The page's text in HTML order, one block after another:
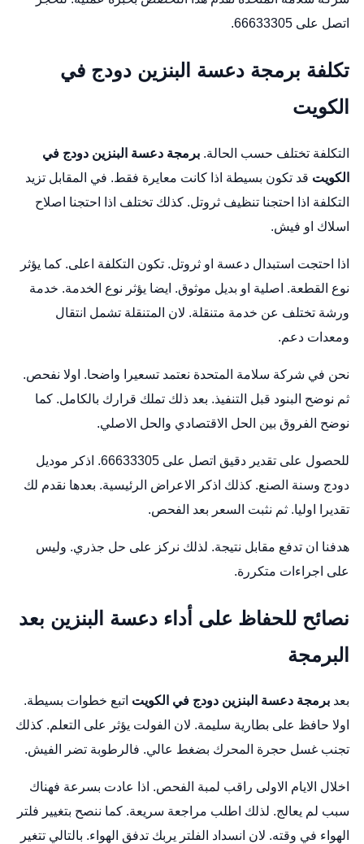
اتصل على 66633305.
تكلفة برمجة دعسة البنزين دودج في
الكويت
التكلفة تختلف حسب الحالة. برمجة دعسة البنزين دودج في
الكويت قد تكون بسيطة اذا كانت معايرة فقط. في المقابل تزيد
التكلفة اذا احتجنا تنظيف ثروتل. كذلك تختلف اذا احتجنا اصلاح
اسلاك او فيش.
اذا احتجت استبدال دعسة او ثروتل. تكون التكلفة اعلى. كما يؤثر
نوع القطعة. اصلية او بديل موثوق. ايضا يؤثر نوع الخدمة. خدمة
ورشة تختلف عن خدمة متنقلة. لان المتنقلة تشمل انتقال
ومعدات دعم.
نحن في شركة سلامة المتحدة نعتمد تسعيرا واضحا. اولا نفحص.
ثم نوضح البنود قبل التنفيذ. بعد ذلك تملك قرارك بالكامل. كما
نوضح الفروق بين الحل الاقتصادي والحل الاصلي.
للحصول على تقدير دقيق اتصل على 66633305. اذكر موديل
دودج وسنة الصنع. كذلك اذكر الاعراض الرئيسية. بعدها نقدم لك
تقديرا اوليا. ثم نثبت السعر بعد الفحص.
هدفنا ان تدفع مقابل نتيجة. لذلك نركز على حل جذري. وليس
على اجراءات متكررة.
نصائح للحفاظ على أداء دعسة البنزين بعد
البرمجة
بعد برمجة دعسة البنزين دودج في الكويت اتبع خطوات بسيطة.
اولا حافظ على بطارية سليمة. لان الفولت يؤثر على التعلم. كذلك
تجنب غسل حجرة المحرك بضغط عالي. فالرطوبة تضر الفيش.
اخلال الايام الاولى راقب لمبة الفحص. اذا عادت بسرعة فهناك
سبب لم يعالج. لذلك اطلب مراجعة سريعة. كما ننصح بتغيير فلتر
الهواء في وقته. لان انسداد الفلتر يربك تدفق الهواء. بالتالي تتغير